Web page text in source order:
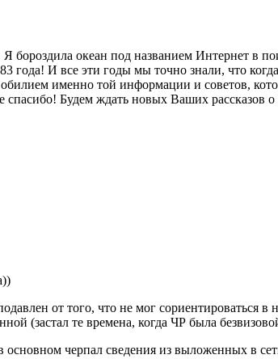
бороздила океан под названием Интернет в
года! И все эти годы мы точно знали, что
именно той информации и советов,
Будем ждать новых Ваших рассказов
от того, что не мог сориентироваться
(застал те времена, когда ЧР была
черпал сведения из выложенных в